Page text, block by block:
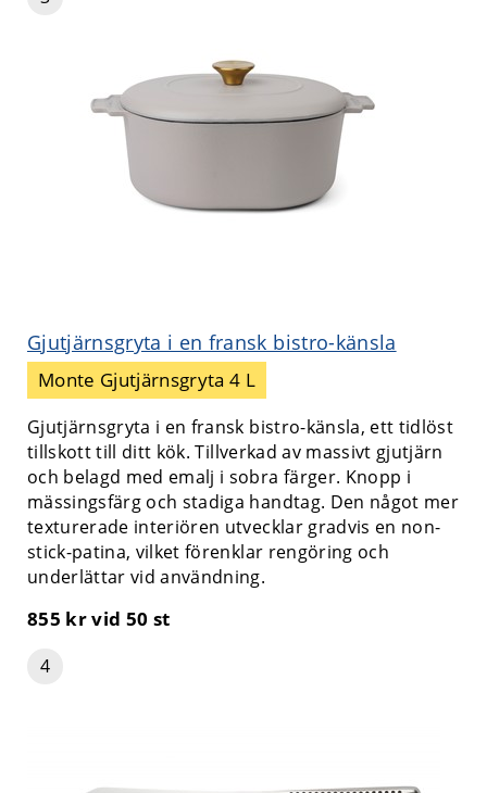
Gjutjärnsgryta i en fransk bistro-känsla
Monte Gjutjärnsgryta 4 L
Gjutjärnsgryta i en fransk bistro-känsla, ett tidlöst
tillskott till ditt kök. Tillverkad av massivt gjutjärn
och belagd med emalj i sobra färger. Knopp i
mässingsfärg och stadiga handtag. Den något mer
texturerade interiören utvecklar gradvis en non-
stick-patina, vilket förenklar rengöring och
underlättar vid användning.
855 krvid 50 st
4